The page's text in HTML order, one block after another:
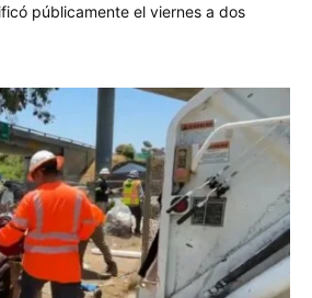
públicamente el viernes a dos